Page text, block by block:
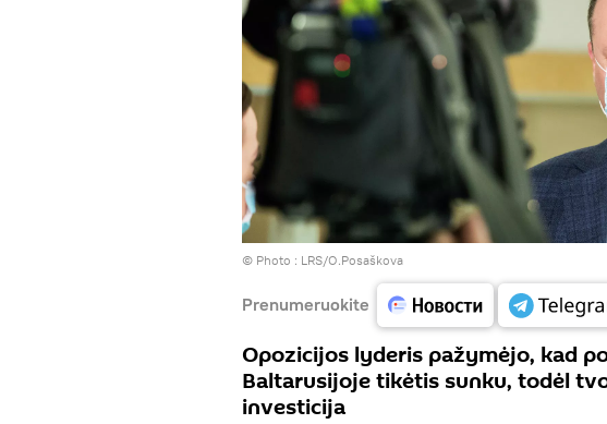
© Photo : LRS/O.Posaškova
Prenumeruokite
Opozicijos lyderis pažymėjo, kad
Baltarusijoje tikėtis sunku, todėl
investicija